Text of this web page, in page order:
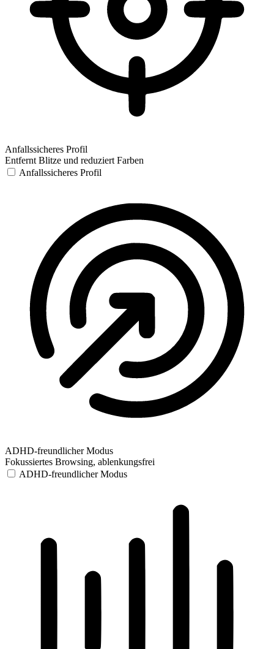
Anfallssicheres Profil
Entfernt Blitze und reduziert Farben
Anfallssicheres Profil
ADHD-freundlicher Modus
Fokussiertes Browsing, ablenkungsfrei
ADHD-freundlicher Modus